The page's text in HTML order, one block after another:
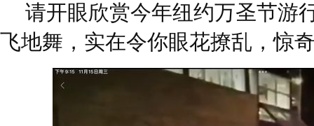
请开眼欣赏今年纽约万圣节游
飞地舞，实在令你眼花撩乱，惊